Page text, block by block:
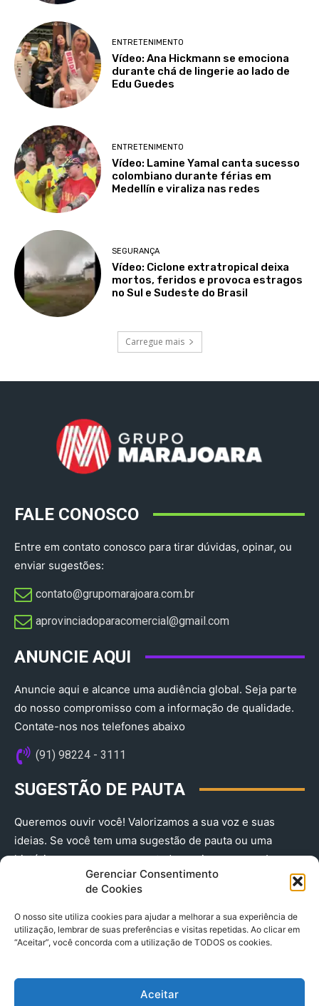
Gerenciar Consentimento
de Cookies
O nosso site utiliza cookies para ajudar a melhorar a sua experiência de
utilização, lembrar de suas preferências e visitas repetidas. Ao clicar em
“Aceitar”, você concorda com a utilização de TODOS os cookies.
Aceitar
ENTRETENIMENTO
Vídeo: Ana Hickmann se emociona
durante chá de lingerie ao lado de
Edu Guedes
ENTRETENIMENTO
Vídeo: Lamine Yamal canta sucesso
colombiano durante férias em
Medellín e viraliza nas redes
SEGURANÇA
Vídeo: Ciclone extratropical deixa
mortos, feridos e provoca estragos
no Sul e Sudeste do Brasil
Carregue mais
FALE CONOSCO
Entre em contato conosco para tirar dúvidas, opinar, ou
enviar sugestões:
contato@grupomarajoara.com.br
aprovinciadoparacomercial@gmail.com​
ANUNCIE AQUI
Anuncie aqui e alcance uma audiência global. Seja parte
do nosso compromisso com a informação de qualidade.
Contate-nos nos telefones abaixo
(91) 98224 - 3111
SUGESTÃO DE PAUTA
Queremos ouvir você! Valorizamos a sua voz e suas
ideias. Se você tem uma sugestão de pauta ou uma
história que merece ser contada, envie-nos agora!
(91) 98224 - 3111